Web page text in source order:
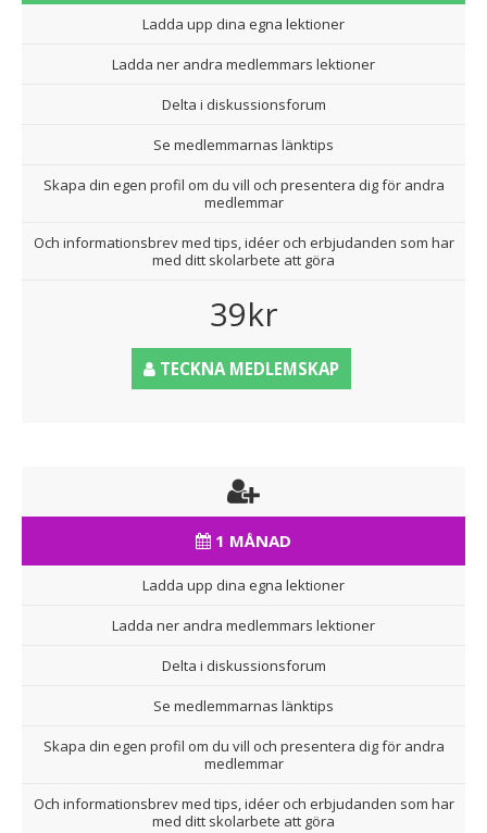
Ladda upp dina egna lektioner
Ladda ner andra medlemmars lektioner
Delta i diskussionsforum
Se medlemmarnas länktips
Skapa din egen profil om du vill och presentera dig för andra
medlemmar
Och informationsbrev med tips, idéer och erbjudanden som har
med ditt skolarbete att göra
39kr
TECKNA MEDLEMSKAP
1 MÅNAD
Ladda upp dina egna lektioner
Ladda ner andra medlemmars lektioner
Delta i diskussionsforum
Se medlemmarnas länktips
Skapa din egen profil om du vill och presentera dig för andra
medlemmar
Och informationsbrev med tips, idéer och erbjudanden som har
med ditt skolarbete att göra